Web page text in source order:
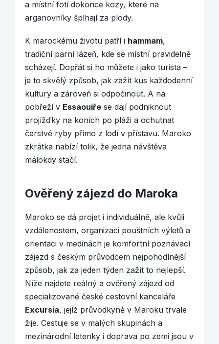
a místní fotí dokonce kozy, které na
arganovníky šplhají za plody.
K marockému životu patří i hammam,
tradiční parní lázeň, kde se místní pravidelně
scházejí. Dopřát si ho můžete i jako turista –
je to skvělý způsob, jak zažít kus každodenní
kultury a zároveň si odpočinout. A na
pobřeží v Essaouiře se dají podniknout
projížďky na koních po pláži a ochutnat
čerstvé ryby přímo z lodí v přístavu. Maroko
zkrátka nabízí tolik, že jedna návštěva
málokdy stačí.
Ověřený zájezd do Maroka
Maroko se dá projet i individuálně, ale kvůli
vzdálenostem, organizaci pouštních výletů a
orientaci v medinách je komfortní poznávací
zájezd s českým průvodcem nejpohodlnější
způsob, jak za jeden týden zažít to nejlepší.
Níže najdete reálný a ověřený zájezd od
specializované české cestovní kanceláře
Excursia, jejíž průvodkyně v Maroku trvale
žije. Cestuje se v malých skupinách a
mezinárodní letenky i doprava po zemi jsou v